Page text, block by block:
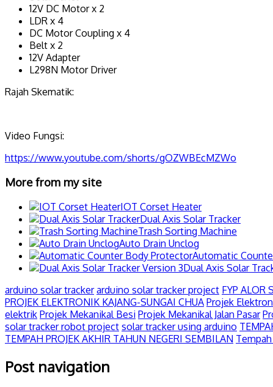
12V DC Motor x 2
LDR x 4
DC Motor Coupling x 4
Belt x 2
12V Adapter
L298N Motor Driver
Rajah Skematik:
Video Fungsi:
https://www.youtube.com/shorts/gOZWBEcMZWo
More from my site
IOT Corset Heater
Dual Axis Solar Tracker
Trash Sorting Machine
Auto Drain Unclog
Automatic
Dual Axis Solar
arduino solar tracker arduino solar tracker project FYP ALOR
PROJEK ELEKTRONIK KAJANG-SUNGAI CHUA Projek
elektrik Projek Mekanikal Besi Projek Mekanikal Jalan Pasar
solar tracker robot project solar tracker using arduino
TEMPAH PROJEK AKHIR TAHUN NEGERI SEMBILAN
Post navigation